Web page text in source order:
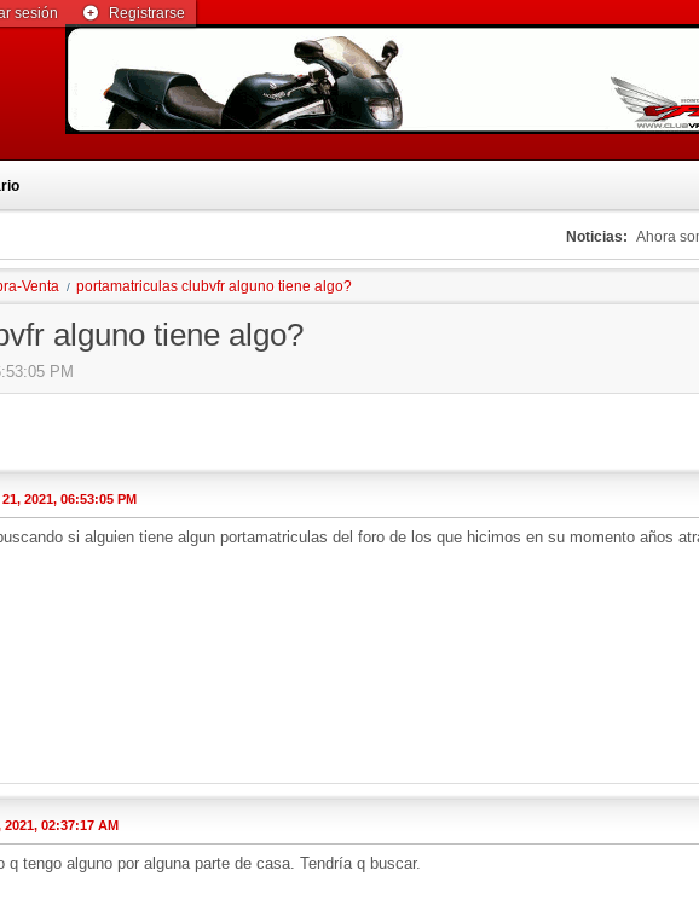
sesión Registrarse
Noticias: Ahora
Venta / portamatriculas clubvfr alguno tiene algo?
alguno tiene algo?
PM
2021, 06:53:05 PM
si alguien tiene algun portamatriculas del foro de los que hicimos en su momento años
02:37:17 AM
q tengo alguno por alguna parte de casa. Tendría q buscar.